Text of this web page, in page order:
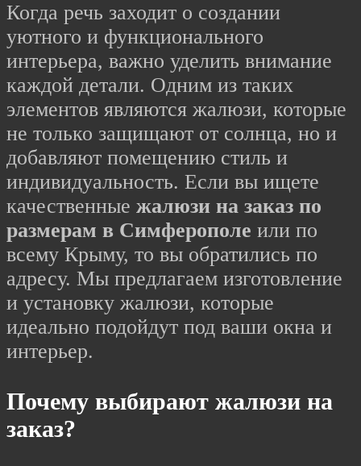
Когда речь заходит о создании
уютного и функционального
интерьера, важно уделить внимание
каждой детали. Одним из таких
элементов являются жалюзи, которые
не только защищают от солнца, но и
добавляют помещению стиль и
индивидуальность. Если вы ищете
качественные жалюзи на заказ по
размерам в Симферополе или по
всему Крыму, то вы обратились по
адресу. Мы предлагаем изготовление
и установку жалюзи, которые
идеально подойдут под ваши окна и
интерьер.
Почему выбирают жалюзи на
заказ?